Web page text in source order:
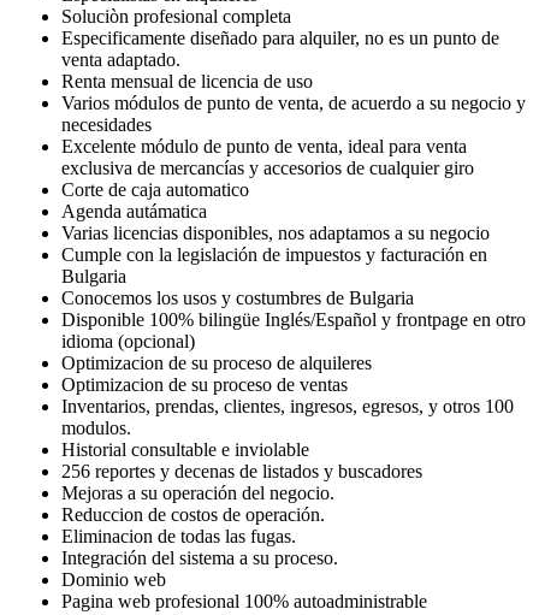
Soluciòn profesional completa
Especificamente diseñado para alquiler, no es un punto de
venta adaptado.
Renta mensual de licencia de uso
Varios módulos de punto de venta, de acuerdo a su negocio y
necesidades
Excelente módulo de punto de venta, ideal para venta
exclusiva de mercancías y accesorios de cualquier giro
Corte de caja automatico
Agenda autámatica
Varias licencias disponibles, nos adaptamos a su negocio
Cumple con la legislación de impuestos y facturación en
Bulgaria
Conocemos los usos y costumbres de Bulgaria
Disponible 100% bilingüe Inglés/Español y frontpage en otro
idioma (opcional)
Optimizacion de su proceso de alquileres
Optimizacion de su proceso de ventas
Inventarios, prendas, clientes, ingresos, egresos, y otros 100
modulos.
Historial consultable e inviolable
256 reportes y decenas de listados y buscadores
Mejoras a su operación del negocio.
Reduccion de costos de operación.
Eliminacion de todas las fugas.
Integración del sistema a su proceso.
Dominio web
Pagina web profesional 100% autoadministrable